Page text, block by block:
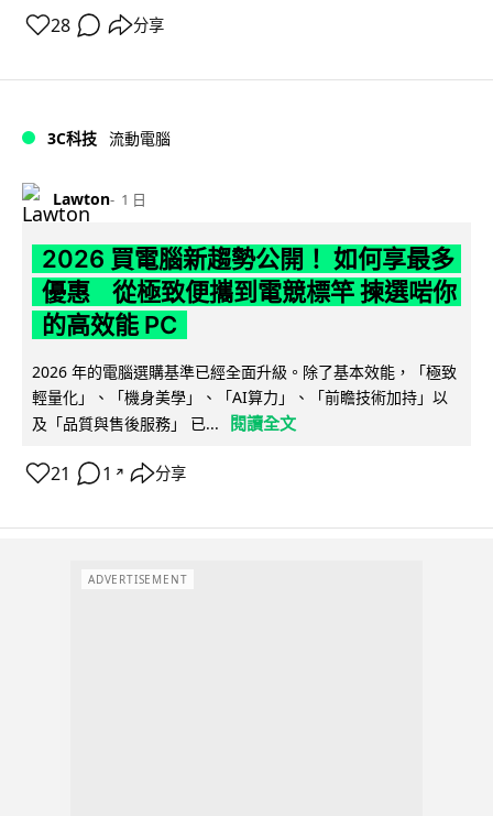
28 分享
3C科技 流動電腦
Lawton 1 日
2026 買電腦新趨勢公開！ 如何享最多
優惠 從極致便攜到電競標竿 揀選啱你
的高效能 PC
2026 年的電腦選購基準已經全面升級。除了基本效能，「極致
輕量化」、「機身美學」、「AI算力」、「前瞻技術加持」以
及「品質與售後服務」 已...
閱讀全文
21 1 ↗ 分享
ADVERTISEMENT